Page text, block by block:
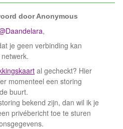
doorAnonymous
,
je geen verbinding kan
al gecheckt? Hier
momenteel een storing
buurt.
bekend zijn, dan wil ik je
privébericht toe te sturen